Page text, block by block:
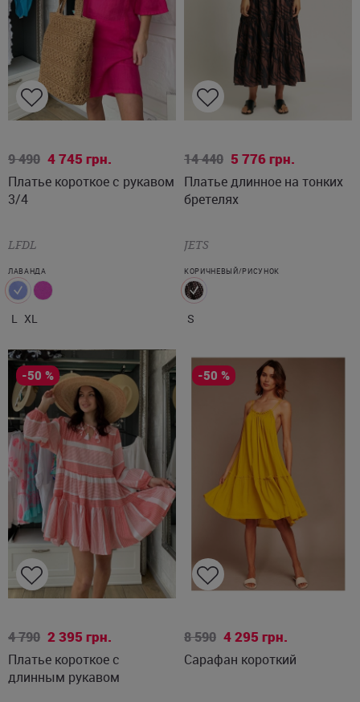
9 490 4 745 грн.
Платье короткое с рукавом
3/4
LFDL
ЛАВАНДА
L XL
14 440 5 776грн.
Платье длинное на тонких
бретелях
JETS
КОРИЧНЕВЫЙ/РИСУНОК
S
-50 %
4 790 2 395 грн.
Платье короткое с
длинным рукавом
-50 %
8 590 4 295 грн.
Сарафан короткий